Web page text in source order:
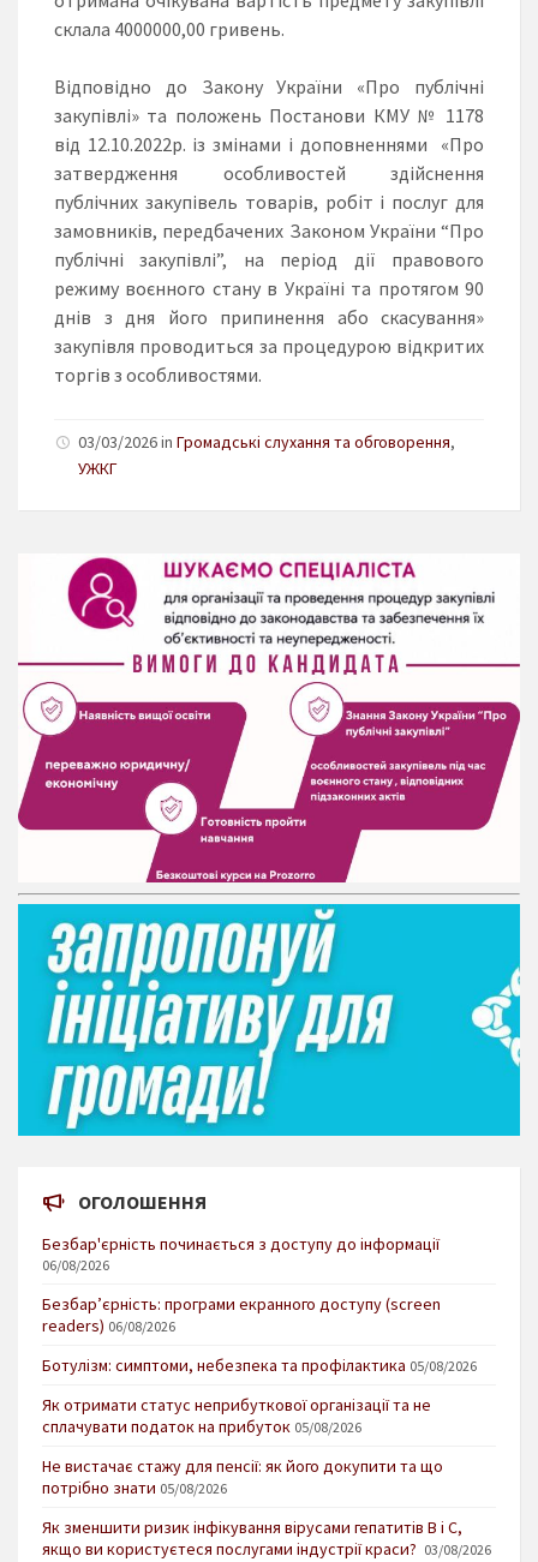
склала 4000000,00 гривень.
Відповідно до Закону України «Про публічні
закупівлі» та положень Постанови КМУ № 1178
від 12.10.2022р. із змінами і доповненнями «Про
затвердження особливостей здійснення
публічних закупівель товарів, робіт і послуг для
замовників, передбачених Законом України “Про
публічні закупівлі”, на період дії правового
режиму воєнного стану в Україні та протягом 90
днів з дня його припинення або скасування»
закупівля проводиться за процедурою відкритих
торгів з особливостями.
03/03/2026 in Громадські слухання та обговорення,
УЖКГ
ОГОЛОШЕННЯ
Безбар'єрність починається з доступу до інформації
06/08/2026
Безбар’єрність: програми екранного доступу (screen
readers) 06/08/2026
Ботулізм: симптоми, небезпека та профілактика 05/08/2026
Як отримати статус неприбуткової організації та не
сплачувати податок на прибуток 05/08/2026
Не вистачає стажу для пенсії: як його докупити та що
потрібно знати 05/08/2026
Як зменшити ризик інфікування вірусами гепатитів В і С,
якщо ви користуєтеся послугами індустрії краси? 03/08/2026